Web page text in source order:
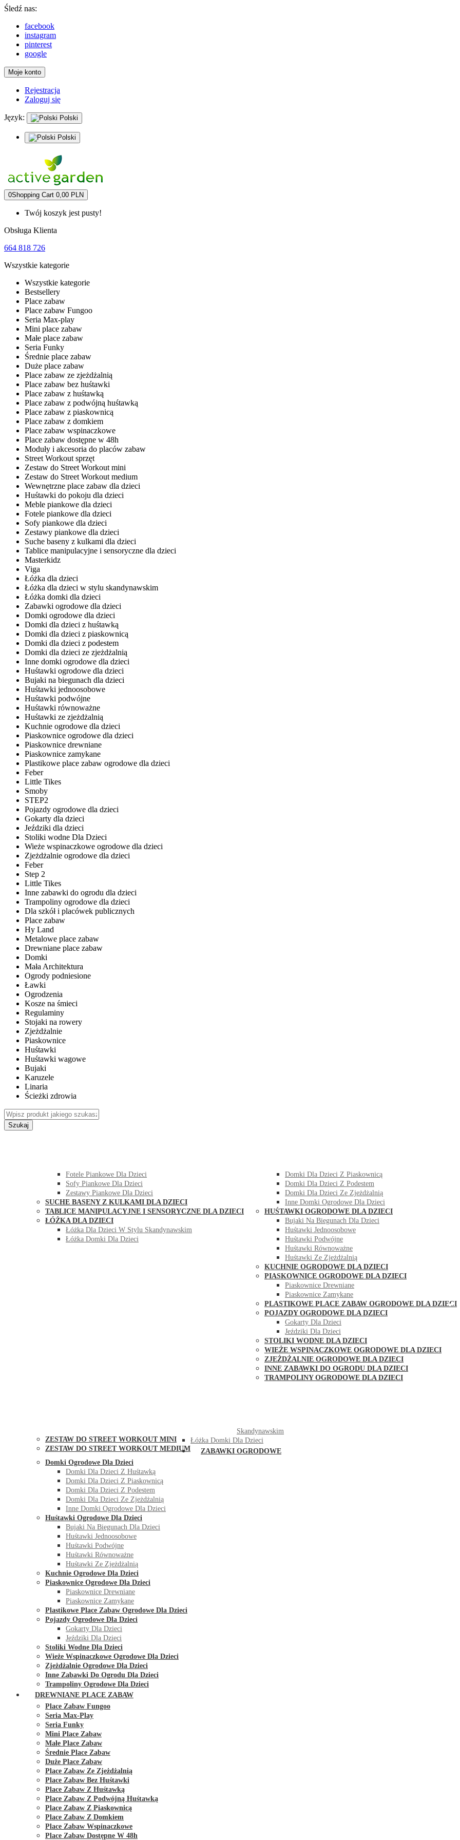
Śledź nas:
facebook
instagram
pinterest
google
Moje konto
Rejestracja
Zaloguj się
Język: Polski
Polski
0Shopping Cart 0,00 PLN
Twój koszyk jest pusty!
Obsługa Klienta
664 818 726
Wszystkie kategorie
Wszystkie kategorie
Bestsellery
Place zabaw
Place zabaw Fungoo
Seria Max-play
Mini place zabaw
Małe place zabaw
Seria Funky
Średnie place zabaw
Duże place zabaw
Place zabaw ze zjeżdżalnią
Place zabaw bez huśtawki
Place zabaw z huśtawką
Place zabaw z podwójną huśtawką
Place zabaw z piaskownicą
Place zabaw z domkiem
Place zabaw wspinaczkowe
Place zabaw dostępne w 48h
Moduły i akcesoria do placów zabaw
Street Workout sprzęt
Zestaw do Street Workout mini
Zestaw do Street Workout medium
Wewnętrzne place zabaw dla dzieci
Huśtawki do pokoju dla dzieci
Meble piankowe dla dzieci
Fotele piankowe dla dzieci
Sofy piankowe dla dzieci
Zestawy piankowe dla dzieci
Suche baseny z kulkami dla dzieci
Tablice manipulacyjne i sensoryczne dla dzieci
Masterkidz
Viga
Łóżka dla dzieci
Łóżka dla dzieci w stylu skandynawskim
Łóżka domki dla dzieci
Zabawki ogrodowe dla dzieci
Domki ogrodowe dla dzieci
Domki dla dzieci z huśtawką
Domki dla dzieci z piaskownicą
Domki dla dzieci z podestem
Domki dla dzieci ze zjeżdżalnią
Inne domki ogrodowe dla dzieci
Huśtawki ogrodowe dla dzieci
Bujaki na biegunach dla dzieci
Huśtawki jednoosobowe
Huśtawki podwójne
Huśtawki równoważne
Huśtawki ze zjeżdżalnią
Kuchnie ogrodowe dla dzieci
Piaskownice ogrodowe dla dzieci
Piaskownice drewniane
Piaskownice zamykane
Plastikowe place zabaw ogrodowe dla dzieci
Feber
Little Tikes
Smoby
STEP2
Pojazdy ogrodowe dla dzieci
Gokarty dla dzieci
Jeździki dla dzieci
Stoliki wodne Dla Dzieci
Wieże wspinaczkowe ogrodowe dla dzieci
Zjeżdżalnie ogrodowe dla dzieci
Feber
Step 2
Little Tikes
Inne zabawki do ogrodu dla dzieci
Trampoliny ogrodowe dla dzieci
Dla szkół i placówek publicznych
Place zabaw
Hy Land
Metalowe place zabaw
Drewniane place zabaw
Domki
Mała Architektura
Ogrody podniesione
Ławki
Ogrodzenia
Kosze na śmieci
Regulaminy
Stojaki na rowery
Zjeżdżalnie
Piaskownice
Huśtawki
Huśtawki wagowe
Bujaki
Karuzele
Linaria
Ścieżki zdrowia
Szukaj
Fotele Piankowe Dla Dzieci
Sofy Piankowe Dla Dzieci
Zestawy Piankowe Dla Dzieci
SUCHE BASENY Z KULKAMI DLA DZIECI
TABLICE MANIPULACYJNE I SENSORYCZNE DLA DZIECI
ŁÓŻKA DLA DZIECI
Łóżka Dla Dzieci W Stylu Skandynawskim
Łóżka Domki Dla Dzieci
Domki Dla Dzieci Z Piaskownicą
Domki Dla Dzieci Z Podestem
Domki Dla Dzieci Ze Zjeżdżalnią
Inne Domki Ogrodowe Dla Dzieci
HUŚTAWKI OGRODOWE DLA DZIECI
Bujaki Na Biegunach Dla Dzieci
Huśtawki Jednoosobowe
Huśtawki Podwójne
Huśtawki Równoważne
Huśtawki Ze Zjeżdżalnią
KUCHNIE OGRODOWE DLA DZIECI
PIASKOWNICE OGRODOWE DLA DZIECI
Piaskownice Drewniane
Piaskownice Zamykane
PLASTIKOWE PLACE ZABAW OGRODOWE DLA DZIECI
POJAZDY OGRODOWE DLA DZIECI
Gokarty Dla Dzieci
Jeździki Dla Dzieci
STOLIKI WODNE DLA DZIECI
WIEŻE WSPINACZKOWE OGRODOWE DLA DZIECI
ZJEŻDŻALNIE OGRODOWE DLA DZIECI
INNE ZABAWKI DO OGRODU DLA DZIECI
TRAMPOLINY OGRODOWE DLA DZIECI
ZESTAW DO STREET WORKOUT MINI
ZESTAW DO STREET WORKOUT MEDIUM
Skandynawskim
Łóżka Domki Dla Dzieci
ZABAWKI OGRODOWE
Domki Ogrodowe Dla Dzieci
Domki Dla Dzieci Z Huśtawką
Domki Dla Dzieci Z Piaskownicą
Domki Dla Dzieci Z Podestem
Domki Dla Dzieci Ze Zjeżdżalnią
Inne Domki Ogrodowe Dla Dzieci
Huśtawki Ogrodowe Dla Dzieci
Bujaki Na Biegunach Dla Dzieci
Huśtawki Jednoosobowe
Huśtawki Podwójne
Huśtawki Równoważne
Huśtawki Ze Zjeżdżalnią
Kuchnie Ogrodowe Dla Dzieci
Piaskownice Ogrodowe Dla Dzieci
Piaskownice Drewniane
Piaskownice Zamykane
Plastikowe Place Zabaw Ogrodowe Dla Dzieci
Pojazdy Ogrodowe Dla Dzieci
Gokarty Dla Dzieci
Jeździki Dla Dzieci
Stoliki Wodne Dla Dzieci
Wieże Wspinaczkowe Ogrodowe Dla Dzieci
Zjeżdżalnie Ogrodowe Dla Dzieci
Inne Zabawki Do Ogrodu Dla Dzieci
Trampoliny Ogrodowe Dla Dzieci
DREWNIANE PLACE ZABAW
Place Zabaw Fungoo
Seria Max-Play
Seria Funky
Mini Place Zabaw
Małe Place Zabaw
Średnie Place Zabaw
Duże Place Zabaw
Place Zabaw Ze Zjeżdżalnią
Place Zabaw Bez Huśtawki
Place Zabaw Z Huśtawką
Place Zabaw Z Podwójną Huśtawką
Place Zabaw Z Piaskownicą
Place Zabaw Z Domkiem
Place Zabaw Wspinaczkowe
Place Zabaw Dostępne W 48h